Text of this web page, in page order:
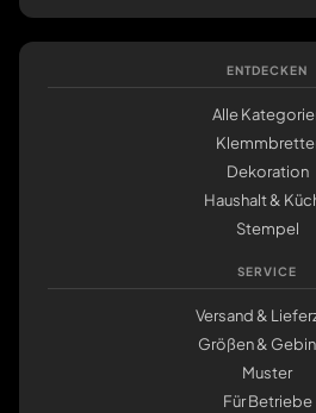
ENTDECKEN
Alle
Dekoration
Haushalt &
Stempel
SERVICE
Versand &
Größen &
Muster
Für Betriebe